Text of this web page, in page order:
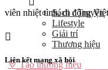
Sách / Truyện
Lifestyle
Giải trí
Thương hiệu
Tạo thương hiệu
viên nhiệt tình, di động
Liên kết mạng xã hội